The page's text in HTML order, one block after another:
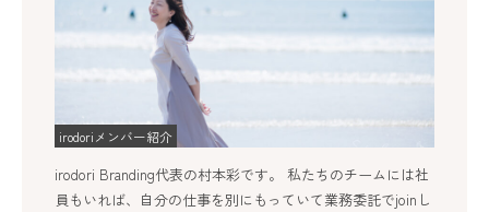
irodoriメンバー紹介
irodori Branding代表の村本彩です。 私たちのチームには社
員もいれば、自分の仕事を別にもっていて業務委託でjoinし